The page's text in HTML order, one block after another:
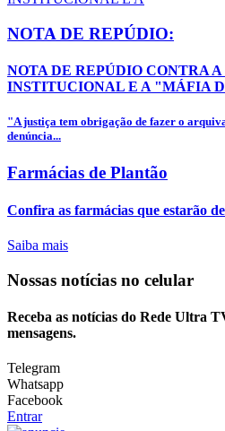
NOTA DE REPÚDIO:
NOTA DE REPÚDIO CONTRA
INSTITUCIONAL E A "MÁFIA
"A justiça tem obrigação de fazer o
denúncia...
Farmácias de Plantão
Confira as farmácias que estarão
Saiba mais
Nossas notícias no celular
Receba as notícias do Rede Ultra
mensagens.
Telegram
Whatsapp
Facebook
Entrar